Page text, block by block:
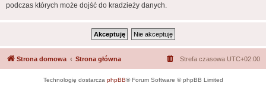
podczas których może dojść do kradzieży danych.
Strona domowa Strona główna Strefa czasowa UTC+02:00
Technologię dostarcza phpBB® Forum Software © phpBB Limited